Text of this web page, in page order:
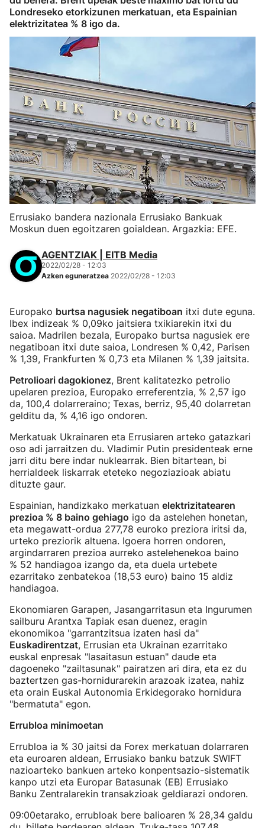
Londreseko etorkizunen merkatuan, eta Espainian
elektrizitatea % 8 igo da.
Errusiako bandera nazionala Errusiako Bankuak
Moskun duen egoitzaren goialdean. Argazkia: EFE.
AGENTZIAK | EITB Media
2022/02/28 - 12:03
Azken eguneratzea 2022/02/28 - 12:03
Europako burtsa nagusiek negatiboan itxi dute eguna.
Ibex indizeak % 0,09ko jaitsiera txikiarekin itxi du
saioa. Madrilen bezala, Europako burtsa nagusiek ere
negatiboan itxi dute saioa, Londresen % 0,42, Parisen
% 1,39, Frankfurten % 0,73 eta Milanen % 1,39 jaitsita.
Petrolioari dagokionez, Brent kalitatezko petrolio
upelaren prezioa, Europako erreferentzia, % 2,57 igo
da, 100,4 dolarreraino; Texas, berriz, 95,40 dolarretan
gelditu da, % 4,16 igo ondoren.
Merkatuak Ukrainaren eta Errusiaren arteko gatazkari
oso adi jarraitzen du. Vladimir Putin presidenteak erne
jarri ditu bere indar nuklearrak. Bien bitartean, bi
herrialdeek liskarrak eteteko negoziazioak abiatu
dituzte gaur.
Espainian, handizkako merkatuan elektrizitatearen
prezioa % 8 baino gehiago igo da astelehen honetan,
eta megawatt-ordua 277,78 euroko preziora iritsi da,
urteko preziorik altuena. Igoera horren ondoren,
argindarraren prezioa aurreko astelehenekoa baino
% 52 handiagoa izango da, eta duela urtebete
ezarritako zenbatekoa (18,53 euro) baino 15 aldiz
handiagoa.
Ekonomiaren Garapen, Jasangarritasun eta Ingurumen
sailburu Arantxa Tapiak esan duenez, eragin
ekonomikoa "garrantzitsua izaten hasi da"
Euskadirentzat, Errusian eta Ukrainan ezarritako
euskal enpresak "lasaitasun estuan" daude eta
dagoeneko "zailtasunak" pairatzen ari dira, eta ez du
baztertzen gas-hornidurarekin arazoak izatea, nahiz
eta orain Euskal Autonomia Erkidegorako hornidura
"bermatuta" egon.
Errubloa minimoetan
Errubloa ia % 30 jaitsi da Forex merkatuan dolarraren
eta euroaren aldean, Errusiako banku batzuk SWIFT
nazioarteko bankuen arteko konpentsazio-sistematik
kanpo utzi eta Europar Batasunak (EB) Errusiako
Banku Zentralarekin transakzioak geldiarazi ondoren.
09:00etarako, errubloak bere balioaren % 28,34 galdu